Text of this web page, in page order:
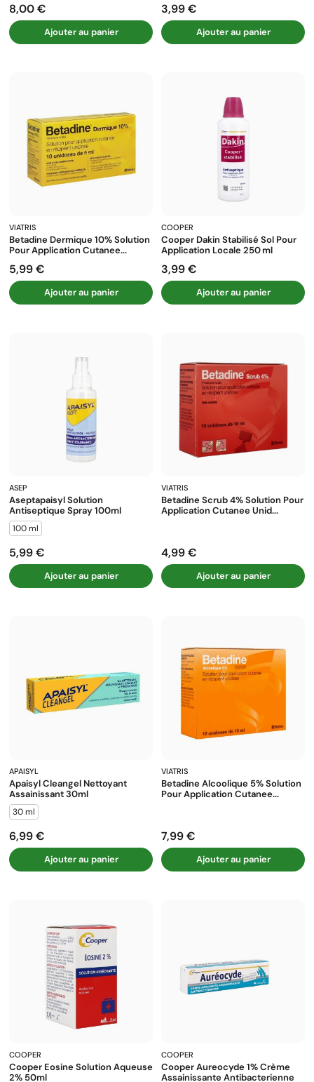
Prix
8,00 €
Ajouter au panier
Prix
3,99 €
Ajouter au panier
VIATRIS
Betadine Dermique 10% Solution
Pour Application Cutanee...
Prix
5,99 €
Ajouter au panier
COOPER
Cooper Dakin Stabilisé Sol Pour
Application Locale 250 Ml
Prix
3,99 €
Ajouter au panier
ASEP
Aseptapaisyl Solution
Antiseptique Spray 100ml
100 ml
Prix
5,99 €
Ajouter au panier
VIATRIS
Betadine Scrub 4% Solution Pour
Application Cutanee Unid...
Prix
4,99 €
Ajouter au panier
APAISYL
Apaisyl Cleangel Nettoyant
Assainissant 30ml
30 ml
Prix
6,99 €
Ajouter au panier
VIATRIS
Betadine Alcoolique 5% Solution
Pour Application Cutanee...
Prix
7,99 €
Ajouter au panier
COOPER
Cooper Eosine Solution Aqueuse
2% 50ml
COOPER
Cooper Aureocyde 1% Crème
Assainissante Antibacterienne